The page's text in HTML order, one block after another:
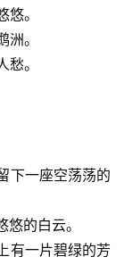
。
。
。
下一座空荡荡的
的白云。
有一片碧绿的芳